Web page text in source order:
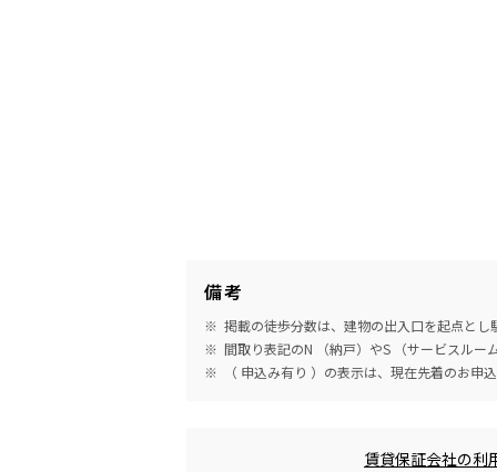
備考
掲載の徒歩分数は、建物の出入口を起点と
間取り表記のN （納戸）やS （サービスル
（ 申込み有り ）の表示は、現在先着のお
めやす賃料表示賃貸保証会社の利